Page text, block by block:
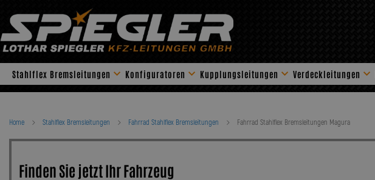
content
Stahlflex Bremsleitungen Konfiguratoren Kupplungsleitungen Verdeckleitungen
Home Stahlflex Bremsleitungen Fahrrad Stahlflex Bremsleitungen Fahrrad Stahlflex Bremsleitungen Magura
Finden Sie jetzt Ihr Fahrzeug